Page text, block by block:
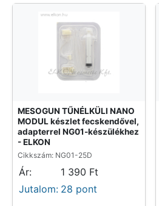
MESOGUN TŰNÉLKÜLI NANO
MODUL készlet fecskendővel,
adapterrel NG01-készülékhez
- ELKON
Cikkszám: NG01-25D
Ár:
1 390 Ft
Jutalom: 28 pont